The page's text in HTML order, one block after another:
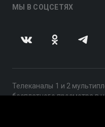
МЫ В СОЦСЕТЯХ
Телеканалы 1 и 2
бесплатного просмотра